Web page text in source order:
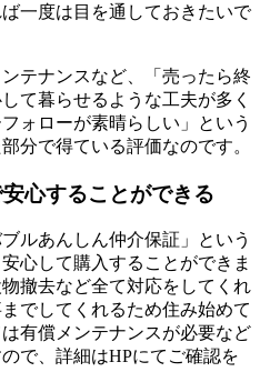
一度は目を通しておきたいで
テナンスなど、「売ったら終
て暮らせるような工夫が多く
ォローが素晴らしい」という
分で得ている評価なのです。
心することができる
ルあんしん仲介保証」という
心して購入することができま
撤去など全て対応をしてくれ
でしてくれるため住み始めて
有償メンテナンスが必要など
で、詳細はHPにてご確認を